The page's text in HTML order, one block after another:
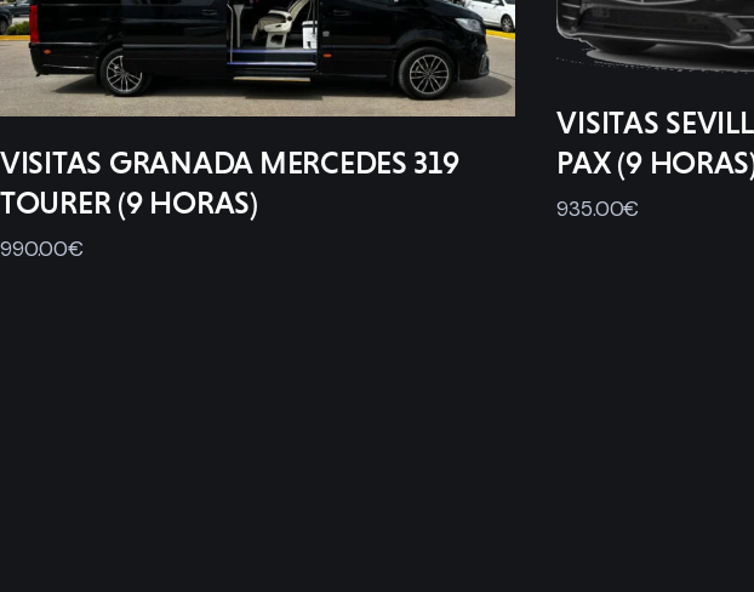
VISITAS GRANADA MERCEDES 319
TOURER (9 HORAS)
990.00€
VISITAS
PAX (9
935.00€